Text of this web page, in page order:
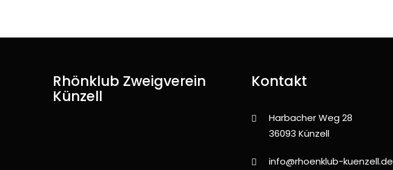
Rhönklub Zweigverein
Künzell
Kontakt
Harbacher Weg 28
36093 Künzell
info@rhoenklub-kuenzell.de